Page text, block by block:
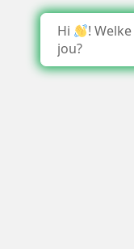
Hi
!
jou?